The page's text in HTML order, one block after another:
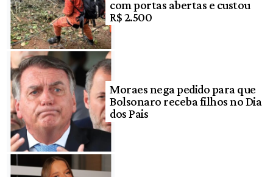
com portas abertas e custou
R$ 2.500
Moraes nega pedido para que
Bolsonaro receba filhos no Dia
dos Pais